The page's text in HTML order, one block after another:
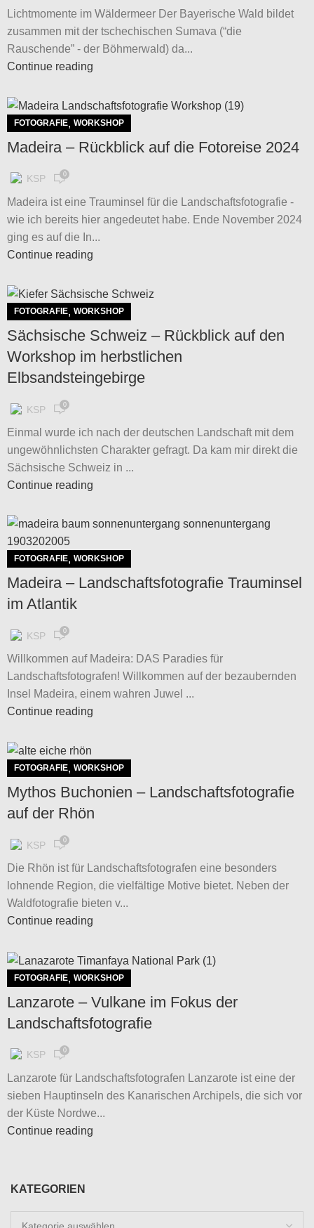
Lichtmomente im Wäldermeer Der Bayerische Wald bildet
zusammen mit der tschechischen Sumava (“die
Rauschende” - der Böhmerwald) da...
Continue reading
FOTOGRAFIE, WORKSHOP
Madeira – Rückblick auf die Fotoreise 2024
KSP 0
Madeira ist eine Trauminsel für die Landschaftsfotografie -
wie ich bereits hier angedeutet habe. Ende November 2024
ging es auf die In...
Continue reading
FOTOGRAFIE, WORKSHOP
Sächsische Schweiz – Rückblick auf den
Workshop im herbstlichen
Elbsandsteingebirge
KSP 0
Einmal wurde ich nach der deutschen Landschaft mit dem
ungewöhnlichsten Charakter gefragt. Da kam mir direkt die
Sächsische Schweiz in ...
Continue reading
FOTOGRAFIE, WORKSHOP
Madeira – Landschaftsfotografie Trauminsel
im Atlantik
KSP 0
Willkommen auf Madeira: DAS Paradies für
Landschaftsfotografen! Willkommen auf der bezaubernden
Insel Madeira, einem wahren Juwel ...
Continue reading
FOTOGRAFIE, WORKSHOP
Mythos Buchonien – Landschaftsfotografie
auf der Rhön
KSP 0
Die Rhön ist für Landschaftsfotografen eine besonders
lohnende Region, die vielfältige Motive bietet. Neben der
Waldfotografie bieten v...
Continue reading
FOTOGRAFIE, WORKSHOP
Lanzarote – Vulkane im Fokus der
Landschaftsfotografie
KSP 0
Lanzarote für Landschaftsfotografen Lanzarote ist eine der
sieben Hauptinseln des Kanarischen Archipels, die sich vor
der Küste Nordwe...
Continue reading
KATEGORIEN
Kategorien